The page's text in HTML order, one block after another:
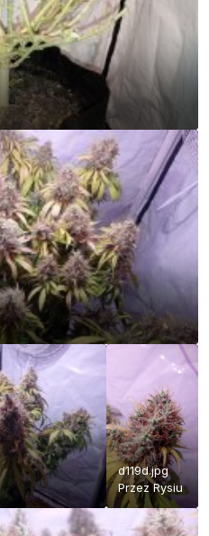
d119d.jpg
PrzezRysiu